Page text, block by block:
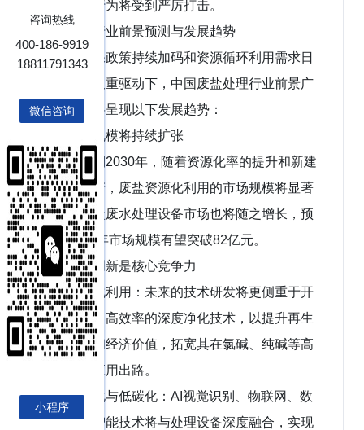
规的处置行为将受到严厉打击。
二、行业前景预测与发展趋势
在环保政策持续加码和资源循环利用需求日
益迫切的双重驱动下，中国废盐处理行业前景广
阔，未来将呈现以下发展趋势：
市场规模将持续扩张
预计到2030年，随着资源化率的提升和新建
项目的投产，废盐资源化利用的市场规模将显著
扩大。高盐废水处理设备市场也将随之增长，预
计到2028年市场规模有望突破82亿元。
技术创新是核心竞争力
高值化利用：未来的技术研发将更侧重于开
发低成本、高效率的深度净化技术，以提升再生
盐的品质和经济价值，拓宽其在氯碱、纯碱等高
端领域的应用出路。
智能化与低碳化：AI视觉识别、物联网、数
字孪生等智能技术将与处理设备深度融合，实现
咨询热线
400-186-9919
18811791343
微信咨询
小程序